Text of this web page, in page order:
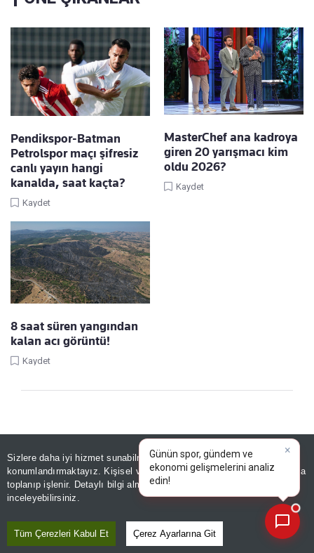
Sizlere daha iyi hizmet sunabilmek adına sitemizdeçerez
konumlandırmaktayız. Kişisel verileriniz, KVKK ve GDPR kapsamında
toplanıp işlenir. Detaylı bilgi almak için
inceleyebilirsiniz.
Tüm Çerezleri Kabul Et Çerez Ayarlarına Git
Pendikspor-Batman
Petrolspor maçı şifresiz
canlı yayın hangi
kanalda, saat kaçta?
Kaydet
MasterChef ana kadroya
giren 20 yarışmacı kim
oldu 2026?
Kaydet
8 saat süren yangından
kalan acı görüntü!
Kaydet
Linke Tıkla, Türkiye Gazetesi'ni Google
×
Günün spor, gündem ve
ekonomi gelişmelerini analiz
edin!